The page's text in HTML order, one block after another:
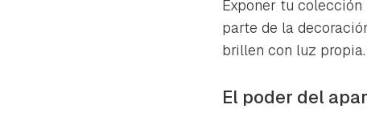
Exponer tu
parte de la
brillen con luz propia.
El poder del